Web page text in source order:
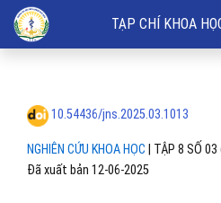
Kiểm định bộ công cụ đo lường
TẠP CHÍ KHOA
NGHIÊN CỨU KHOA HỌC TẬP 8 SỐ
10.54436/jns.2025.03.1013
Đã xuất bản 12-06-2025